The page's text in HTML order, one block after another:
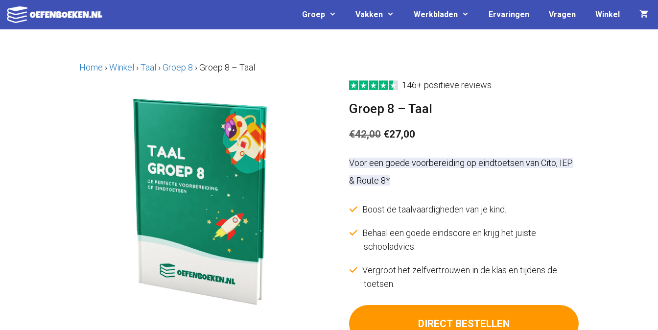
Ga
naar
Groep Vakken Werkbladen Ervaringen Vragen Winkel
Home ›Winkel ›Taal ›Groep 8 ›Groep 8 – Taal
146+ positieve reviews
Groep 8 – Taal
€42,00 Oorspronkelijke
was:
€27,00Huidige
Voor een goede voorbereiding op eindtoetsen van Cito, IEP
& Route 8*
Boost de taalvaardigheden van je kind.
Behaal een goede eindscore en krijg het juiste
schooladvies.
Vergroot het zelfvertrouwen in de klas en tijdens de
toetsen.
DIRECT BESTELLEN